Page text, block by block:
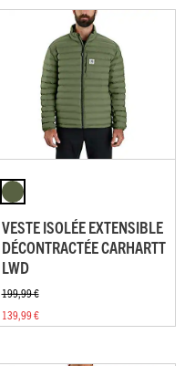
VESTE ISOLÉE EXTENSIBLE
DÉCONTRACTÉE CARHARTT
LWD
199,99 €
139,99 €